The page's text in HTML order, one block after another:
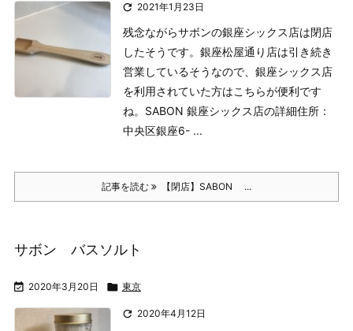
 2021年1月23日
残念ながらサボンの銀座シックス店は閉店
したそうです。 銀座松屋通り店は引き続き
営業しているそうなので、銀座シックス店
を利用されていた方はこちらが便利です
ね。 SABON 銀座シックス店の詳細住所：
中央区銀座6- ...
記事を読む 【閉店】SABON ...
サボン バスソルト
 2020年3月20日  東京
 2020年4月12日